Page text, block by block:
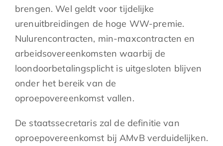
brengen. Wel geldt voor tijdelijke
urenuitbreidingen de hoge WW-premie.
Nulurencontracten, min-maxcontracten en
arbeidsovereenkomsten waarbij de
loondoorbetalingsplicht is uitgesloten blijven
onder het bereik van de
oproepovereenkomst vallen.
De staatssecretaris zal de definitie van
oproepovereenkomst bij AMvB verduidelijken.